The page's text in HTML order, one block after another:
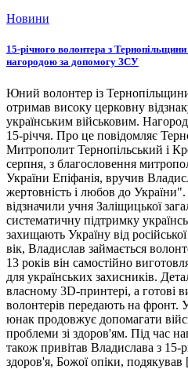
Новини
15-річного волонтера з
нагородою за допомогу ЗСУ
Юний волонтер із
отримав високу церковну
українським військовим.
15-річчя. Про це повідомляє
Митрополит Тернопільський і
серпня, з благословення
України Епіфанія, вручив
жертовність і любов до
відзначили учня Заліщицької
систематичну підтримку
захищають Україну від
вік, Владислав займається
13 років він самостійно
для українських захисників.
власному 3D-принтері, а готові
волонтерів передають на фронт.
юнак продовжує допомагати
проблеми зі здоров'ям. Під час
також привітав Владислава з
здоров'я, Божої опіки,